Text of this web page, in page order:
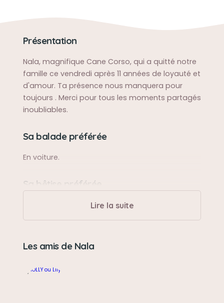
Présentation
Nala, magnifique Cane Corso, qui a quitté notre
famille ce vendredi après 11 années de loyauté et
d'amour. Ta présence nous manquera pour
toujours . Merci pour tous les moments partagés
inoubliables.
Sa balade préférée
En voiture.
Sa bêtise préférée
Voler les chaussures pour les mettre dans son
panier.
Son caractère
brute mais sans le vouloir de part sa corpulence.
Lire la suite
Les amis de Nala